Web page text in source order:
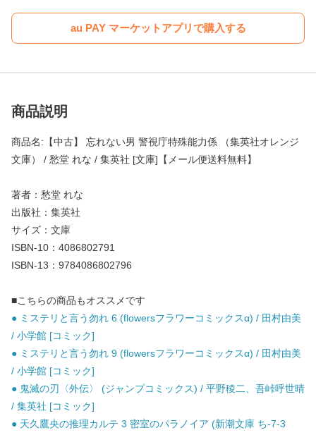
au PAY マーケットアプリで購入する
商品説明
商品名:【中古】 忘れない男 警視庁特殊能力係 （集英社オレンジ
文庫） / 愁堂 れな / 集英社 [文庫]【メール便送料無料】
著者：愁堂 れな
出版社：集英社
サイズ：文庫
ISBN-10：4086802791
ISBN-13：9784086802796
■こちらの商品もオススメです
● ミステリと言う勿れ 6 (flowersフラワーコミックスα) / 田村由美
/ 小学館 [コミック]
● ミステリと言う勿れ 9 (flowersフラワーコミックスα) / 田村由美
/ 小学館 [コミック]
● 鬼滅の刃〈外伝〉 (ジャンプコミックス) / 平野稜二、吾峠呼世晴
/ 集英社 [コミック]
● 天久鷹央の推理カルテ 3 密室のパラノイア (新潮文庫 ち-7-3